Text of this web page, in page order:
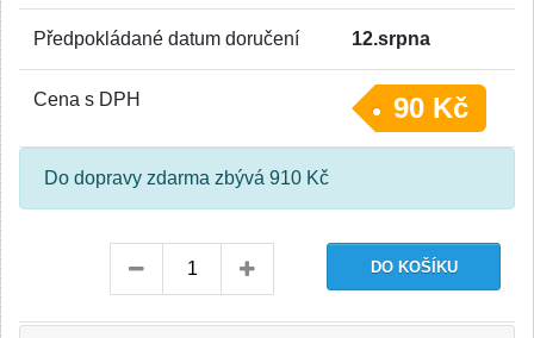
Předpokládané datum doručení 12.srpna
Cena s DPH 90 Kč
Do dopravy zdarma zbývá 910 Kč